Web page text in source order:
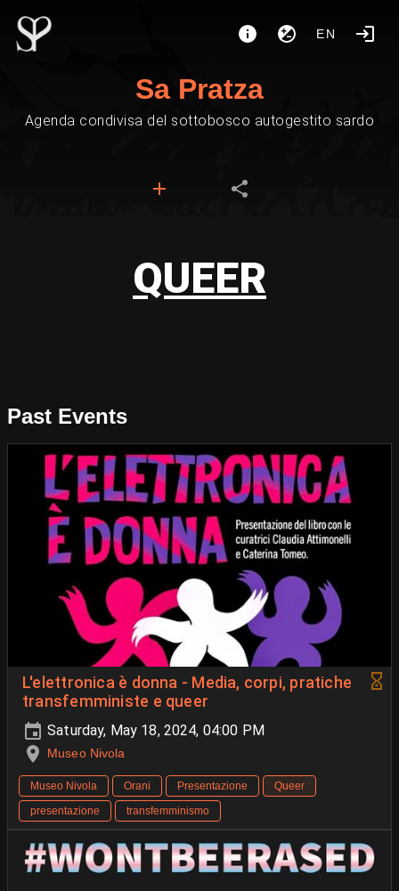
EN
Sa Pratza
Agenda condivisa del sottobosco autogestito sardo
QUEER
Past Events
L'elettronica è donna - Media, corpi, pratiche
transfemministe e queer
Saturday, May 18, 2024, 04:00 PM
Museo Nivola
Museo Nivola Orani Presentazione
Queer
presentazione
transfemminismo